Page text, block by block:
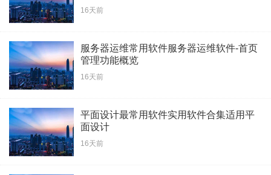
16天前
服务器运维常用软件服务器运维软件-首页
管理功能概览
16天前
平面设计最常用软件实用软件合集适用平
面设计
16天前